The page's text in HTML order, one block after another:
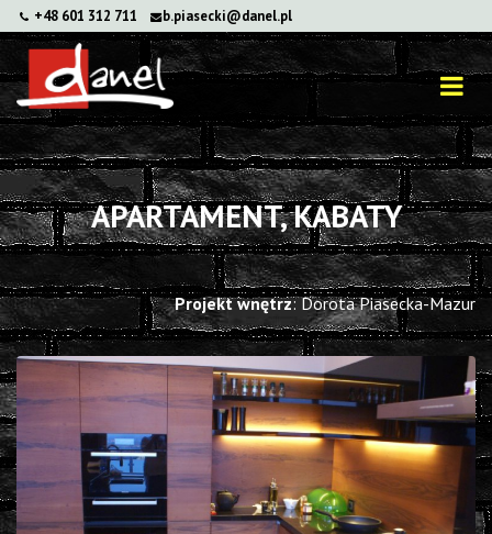
+48 601 312 711 b.piasecki@danel.pl
APARTAMENT, KABATY
Projekt wnętrz: Dorota Piasecka-Mazur